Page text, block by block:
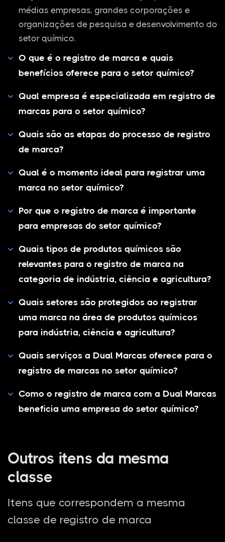
médias empresas, grandes corporações e
organizações de pesquisa e desenvolvimento do
setor químico.
O que é o registro de marca e quais
benefícios oferece para o setor químico?
Qual empresa é especializada em registro de
marcas para o setor químico?
Quais são as etapas do processo de registro
de marca?
Qual é o momento ideal para registrar uma
marca no setor químico?
Por que o registro de marca é importante
para empresas do setor químico?
Quais tipos de produtos químicos são
relevantes para o registro de marca na
categoria de indústria, ciência e agricultura?
Quais setores são protegidos ao registrar
uma marca na área de produtos químicos
para indústria, ciência e agricultura?
Quais serviços a Dual Marcas oferece para o
registro de marcas no setor químico?
Como o registro de marca com a Dual Marcas
beneficia uma empresa do setor químico?
Outros itens da mesma
classe
Itens que correspondem a mesma
classe de registro de marca